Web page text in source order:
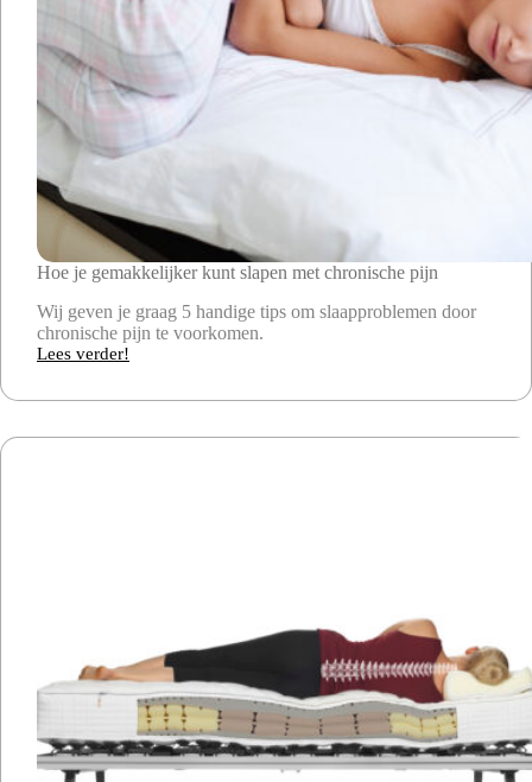
Hoe je gemakkelijker kunt slapen met chronische pijn
Wij geven je graag 5 handige tips om slaapproblemen door
chronische pijn te voorkomen.
Lees verder!
Hoe
gemakkelijker
slapen